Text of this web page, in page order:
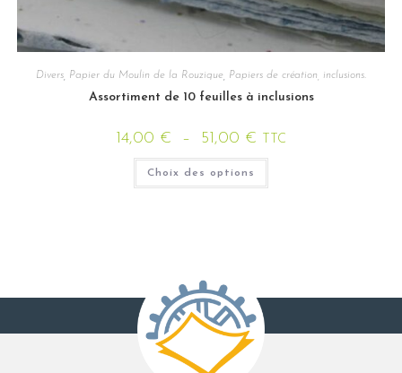
Divers Papier du Moulin de la Rouzique Papiers de création, inclusions.
Assortiment de 10 feuilles à inclusions
14,00 € – 51,00 € TTC
Choix des options